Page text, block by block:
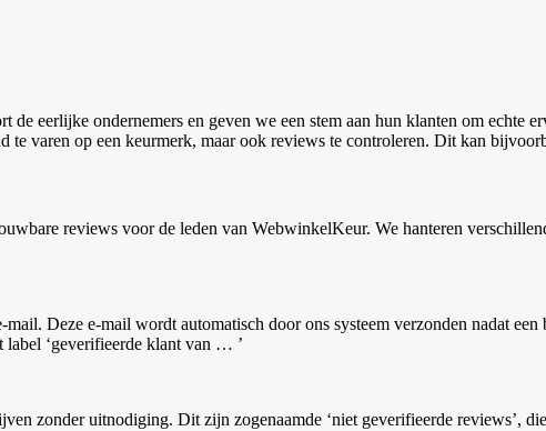
eerlijke ondernemers en geven we een stem aan hun klanten om echte
te varen op een keurmerk, maar ook reviews te controleren. Dit kan
reviews voor de leden van WebwinkelKeur. We hanteren
Deze e-mail wordt automatisch door ons systeem verzonden nadat
label ‘geverifieerde klant van … ’
zonder uitnodiging. Dit zijn zogenaamde ‘niet geverifieerde reviews’,